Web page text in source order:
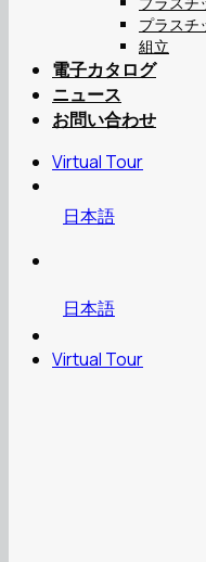
プラスチ
組立
電子カタログ
ニュース
お問い合わせ
Virtual Tour
日本語
日本語
Virtual Tour